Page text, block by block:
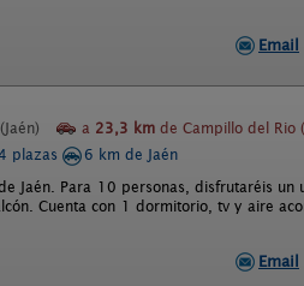
Email
(Jaén) a 23,3 km de Campillo del Rio
plazas
6 km de Jaén
Jaén. Para 10 personas, disfrutaréis
Cuenta con 1 dormitorio, tv y aire
Email